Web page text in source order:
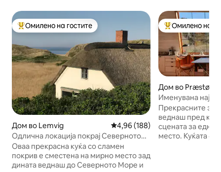
Меѓу најуспешните „Омилени на гостите“
Омилено на гостите
Дом во Lemvig Просечна оцена: 4,96 од 5,
4,96 (188)
Одлична локација покрај Северното
Море
Оваа прекрасна куќа со сламен
покрив е сместена на мирно место зад
дината веднаш до Северното Море и
МеѓуОмилено на
Дом во Præstø
Именувана
Данска за 2014
Прекрасните
веднаш пред
сцената за едно
место. Куќата